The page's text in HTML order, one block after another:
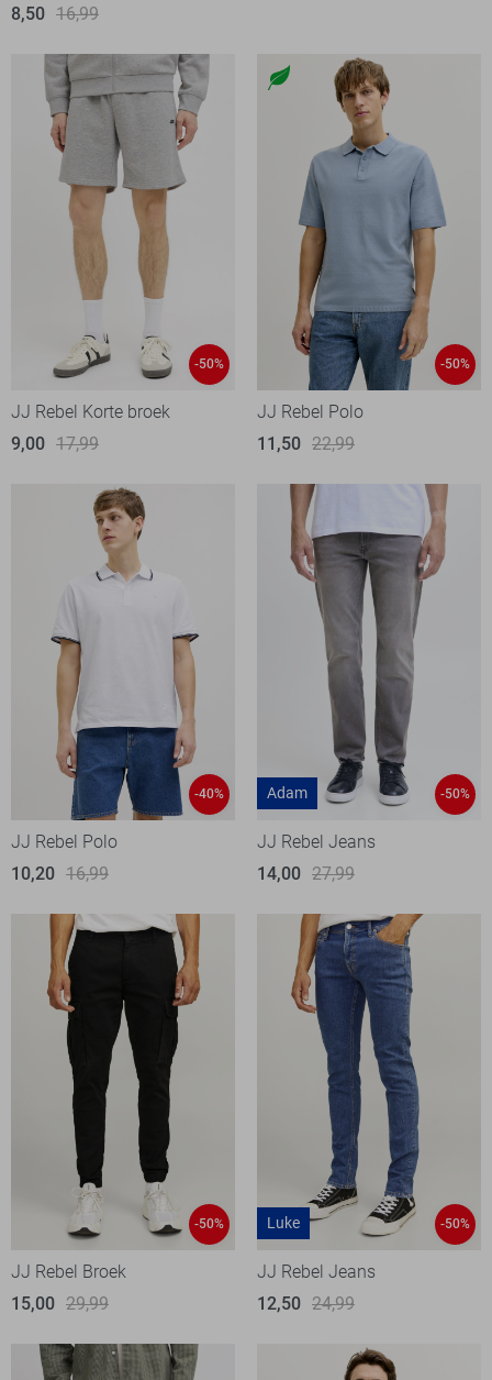
8,50 16,99
-50%
JJ Rebel Korte broek
9,00 17,99
-50%
JJ Rebel Polo
11,50 22,99
-40%
JJ Rebel Polo
10,20 16,99
Adam -50%
JJ Rebel Jeans
14,00 27,99
-50%
JJ Rebel Broek
15,00 29,99
Luke -50%
JJ Rebel Jeans
12,50 24,99